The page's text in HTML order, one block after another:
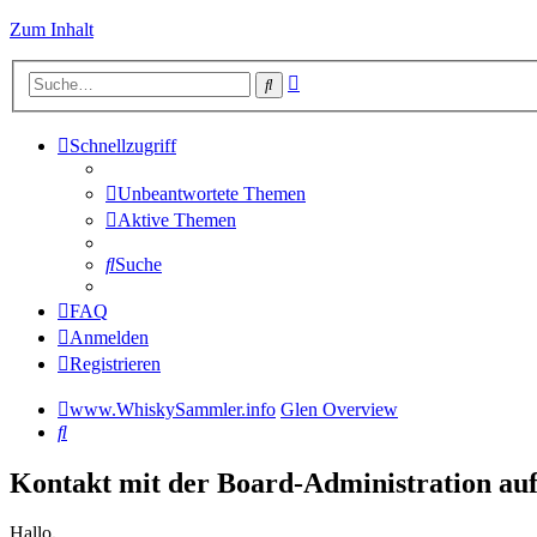
Zum Inhalt
Suche
Schnellzugriff
Unbeantwortete Themen
Aktive Themen
Suche
FAQ
Anmelden
Registrieren
www.WhiskySammler.info Glen Overview
Suche
Kontakt mit der Board-Administration